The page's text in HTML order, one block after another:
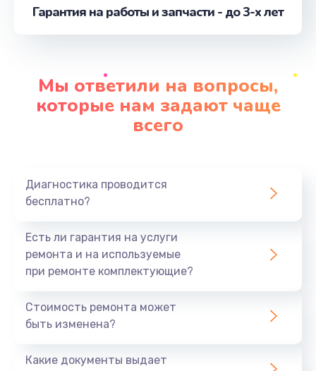
Ремонт кнопки
от 500 руб.
Замена корпусных элементов
от 2800 руб.
Заказать
от 520 руб.
от 3900 руб.
Устранение короткого замыкания
Гарантия на работы и запчасти - до 3-х лет
Мы ответили на вопросы,
которые нам задают чаще
всего
Диагностика проводится
бесплатно?
Есть ли гарантия на услуги
ремонта и на используемые
при ремонте комплектующие?
Стоимость ремонта может
быть изменена?
Какие документы выдает